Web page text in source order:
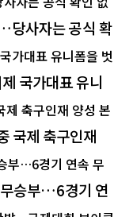
당사자는 공식 확
국가대표 유니
국제 축구인재
승부…6경기 연